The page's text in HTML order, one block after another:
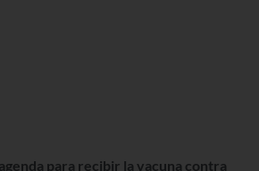
para recibir la vacuna contra